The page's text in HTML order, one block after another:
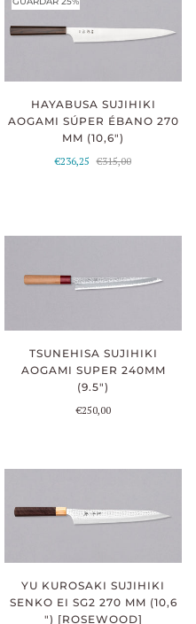
HAYABUSA SUJIHIKI
AOGAMI SÚPER ÉBANO 270
MM (10,6")
€236,25 €315,00
TSUNEHISA SUJIHIKI
AOGAMI SUPER 240MM
(9.5")
€250,00
YU KUROSAKI SUJIHIKI
SENKO EI SG2 270 MM (10,6
") [ROSEWOOD]